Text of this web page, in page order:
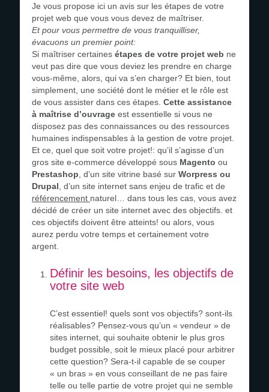
Je vous propose ici un avis sur les étapes de votre
projet web que vous vous devez de maîtriser.
Et pour vous permettre de vous tranquilliser,
évacuons un premier point:
Si maîtriser certaines étapes de votre projet web ne
veut pas dire que vous deviez les prendre en charge
vous-même, alors, qui va s’en charger? Et bien, tout
simplement, une société dont le métier et le rôle est
de vous assister dans ces étapes. Cette assistance
à maîtrise d’ouvrage est essentielle si vous ne
disposez pas des connaissances ou des ressources
humaines indispensables à la gestion de votre projet.
Et ce, quel que soit votre projet!: qu’il s’agisse d’un
gros site e-commerce développé sous Magento ou
Prestashop , d’un site vitrine basé sur Worpress ou
Drupal , d’un site internet sans enjeu de trafic et de
référencement naturel… dans tous les cas, vous avez
décidé de créer un site internet avec des objectifs. et
ces objectifs doivent être atteints! ou alors, vous
aurez perdu votre temps et certainement votre
argent.
Définir les besoins, les objectifs de
votre site web
C’est essentiel! quels sont vos objectifs? sont-ils
réalisables? Pensez-vous qu’un « vendeur » de
sites internet, qui souhaite obtenir le plus gros
budget possible, soit le mieux placé pour arbitrer
cette question? Sera-t-il capable de se couper
« un bras » en vous conseillant de ne pas faire
telle ou telle partie de votre projet qui ne semble